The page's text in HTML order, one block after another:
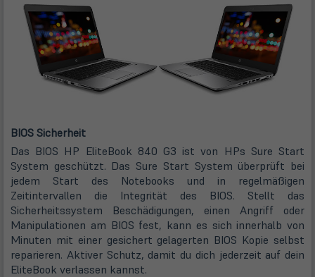
BIOS Sicherheit
Das BIOS HP EliteBook 840 G3 ist von HPs Sure Start
System geschützt. Das Sure Start System überprüft bei
jedem Start des Notebooks und in regelmäßigen
Zeitintervallen die Integrität des BIOS. Stellt das
Sicherheitssystem Beschädigungen, einen Angriff oder
Manipulationen am BIOS fest, kann es sich innerhalb von
Minuten mit einer gesichert gelagerten BIOS Kopie selbst
reparieren. Aktiver Schutz, damit du dich jederzeit auf dein
EliteBook verlassen kannst.